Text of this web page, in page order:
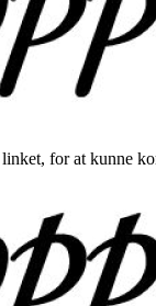
for at kunne